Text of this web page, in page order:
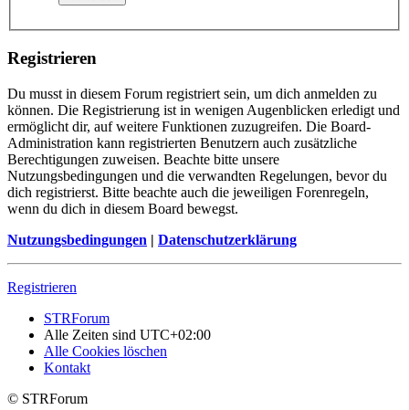
Registrieren
Du musst in diesem Forum registriert sein, um dich anmelden zu
können. Die Registrierung ist in wenigen Augenblicken erledigt und
ermöglicht dir, auf weitere Funktionen zuzugreifen. Die Board-
Administration kann registrierten Benutzern auch zusätzliche
Berechtigungen zuweisen. Beachte bitte unsere
Nutzungsbedingungen und die verwandten Regelungen, bevor du
dich registrierst. Bitte beachte auch die jeweiligen Forenregeln,
wenn du dich in diesem Board bewegst.
Nutzungsbedingungen | Datenschutzerklärung
Registrieren
STRForum
Alle Zeiten sind UTC+02:00
Alle Cookies löschen
Kontakt
© STRForum